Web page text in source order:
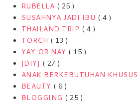
RUBELLA ( 25 )
SUSAHNYA JADI IBU ( 4 )
THAILAND TRIP ( 4 )
TORCH ( 13 )
YAY OR NAY ( 15 )
[DIY] ( 27 )
ANAK BERKEBUTUHAN KHUSUS
BEAUTY ( 6 )
BLOGGING ( 25 )